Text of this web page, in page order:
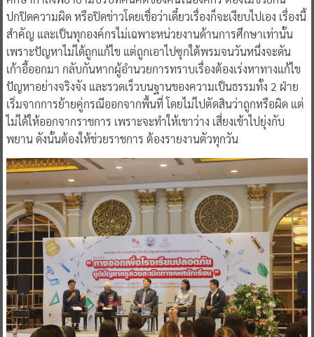
ปกปิดความผิด หรือปิดข่าวโดยเชื่อว่าเดี๋ยวเรื่องก็จะเงียบไปเอง เรื่องนี้
สำคัญ และเป็นทุกองค์กรไม่เฉพาะหน่วยงานด้านการศึกษาเท่านั้น
เพราะปัญหาไม่ได้ถูกแก้ไข แต่ถูกเอาไปซุกใต้พรมจนวันหนึ่งจะดัน
เก้าอี้ออกมา กลับกันหากผู้อำนวยการทราบเรื่องต้องเร่งหาทางแก้ไข
ปัญหาอย่างจริงจัง และรวดเร็วบนฐานของความเป็นธรรมทั้ง 2 ฝ่าย
เริ่มจากการย้ายคู่กรณีออกจากพื้นที่ โดยไม่ไปตัดสินว่าถูกหรือผิด แต่
ไม่ได้ให้ออกจากราชการ เพราะจะทำให้เขาว่าง เสี่ยงเข้าไปยุ่งกับ
พยาน ดังนั้นต้องให้ช่วยราชการ ต้องรายงานตัวทุกวัน